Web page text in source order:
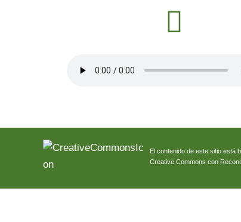
El contenido de este sitio está
Creative Commons con